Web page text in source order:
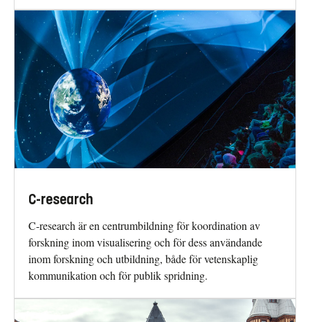
C-research
C-research är en centrumbildning för koordination av
forskning inom visualisering och för dess användande
inom forskning och utbildning, både för vetenskaplig
kommunikation och för publik spridning.